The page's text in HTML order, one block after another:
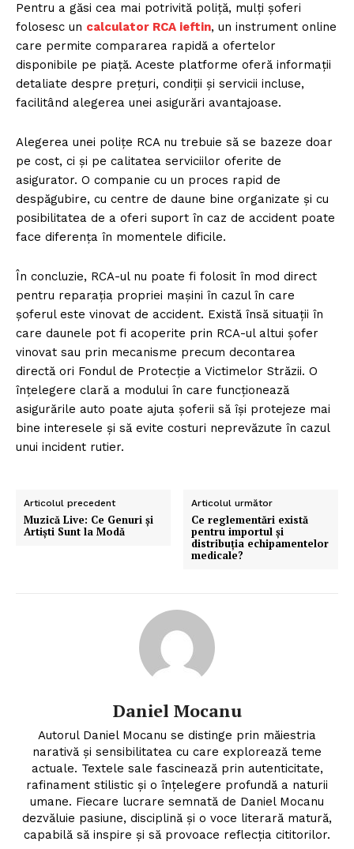
Pentru a găsi cea mai potrivită poliță, mulți șoferi
folosesc un calculator RCA ieftin, un instrument online
care permite compararea rapidă a ofertelor
disponibile pe piață. Aceste platforme oferă informații
detaliate despre prețuri, condiții și servicii incluse,
facilitând alegerea unei asigurări avantajoase.
Alegerea unei polițe RCA nu trebuie să se bazeze doar
pe cost, ci și pe calitatea serviciilor oferite de
asigurator. O companie cu un proces rapid de
despăgubire, cu centre de daune bine organizate și cu
posibilitatea de a oferi suport în caz de accident poate
face diferența în momentele dificile.
În concluzie, RCA-ul nu poate fi folosit în mod direct
pentru reparația propriei mașini în cazul în care
șoferul este vinovat de accident. Există însă situații în
care daunele pot fi acoperite prin RCA-ul altui șofer
vinovat sau prin mecanisme precum decontarea
directă ori Fondul de Protecție a Victimelor Străzii. O
înțelegere clară a modului în care funcționează
asigurările auto poate ajuta șoferii să își protejeze mai
bine interesele și să evite costuri neprevăzute în cazul
unui incident rutier.
Articolul precedent
Muzică Live: Ce Genuri și
Artiști Sunt la Modă
Articolul următor
Ce reglementări există
pentru importul și
distribuția echipamentelor
medicale?
Daniel Mocanu
Autorul Daniel Mocanu se distinge prin măiestria
narativă și sensibilitatea cu care explorează teme
actuale. Textele sale fascinează prin autenticitate,
rafinament stilistic și o înțelegere profundă a naturii
umane. Fiecare lucrare semnată de Daniel Mocanu
dezvăluie pasiune, disciplină și o voce literară matură,
capabilă să inspire și să provoace reflecția cititorilor.